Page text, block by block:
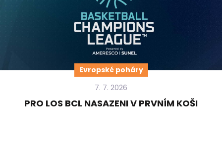
Evropské poháry
7. 7. 2026
PRO LOS BCL NASAZENI V PRVNÍM KOŠI